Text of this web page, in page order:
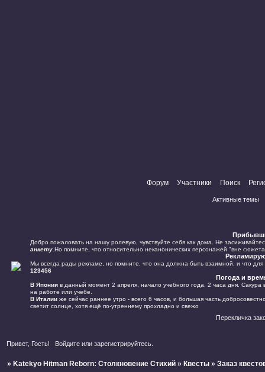
Форум Участники Поиск
Активные темы
Добро пожаловать на нашу ролевую, чувствуйте себя как дома. Не
анкету .Но помните, что относительно неканонических персонажей "вне
Мы всегда рады рекламе, но помните, что она должна быть взаимной, и что для
123456
Погода и
В Японии в данный момент 2 апреля, начало учебного года, 2 часа дня.
на работе или учебе.
В Италии же сейчас раннее утро - всего 6 часов, и большая часть
светит солнце, хотя ещё по-утреннему прохладно и свежо
Перекличка
Привет, Гость! Войдитеили зарегистрируйтесь.
» Katekyo Hitman Reborn: Столкновение Стихий » Квесты »Заказ